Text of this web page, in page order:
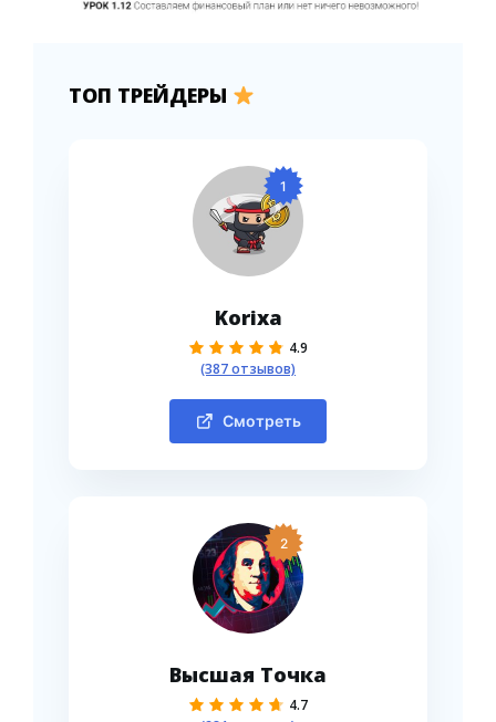
ТОП ТРЕЙДЕРЫ
1
Korixa
4.9
(387 отзывов)
Смотреть
2
Высшая Точка
4.7